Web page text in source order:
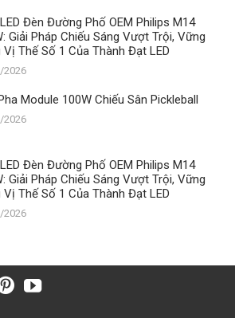
Đèn Đường Phố OEM Philips M14
Giải Pháp Chiếu Sáng Vượt Trội, Vững
Vị Thế Số 1 Của Thành Đạt LED
2026
Module 100W Chiếu Sân Pickleball
2026
Đèn Đường Phố OEM Philips M14
Giải Pháp Chiếu Sáng Vượt Trội, Vững
Vị Thế Số 1 Của Thành Đạt LED
2026